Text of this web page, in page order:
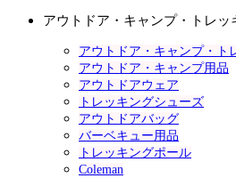
アウトドア・キャンプ・トレッ
アウトドア・キャンプ・ト
アウトドア・キャンプ用品
アウトドアウェア
トレッキングシューズ
アウトドアバッグ
バーベキュー用品
トレッキングポール
Coleman